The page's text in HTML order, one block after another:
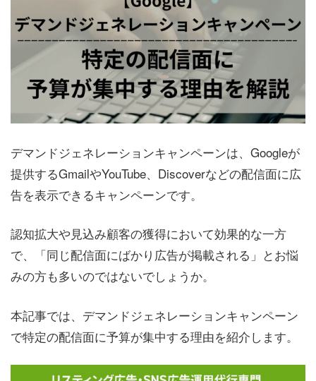
デマンドジェネレーションキャンペーンは、Googleが
提供するGmailやYouTube、Discoverなどの配信面に広
告を表示できるキャンペーンです。
認知拡大や見込み顧客の獲得において効果的な一方
で、「同じ配信面にばかり広告が掲載される」とお悩
みの方も多いのではないでしょうか。
本記事では、デマンドジェネレーションキャンペーン
で特定の配信面に予算が集中する理由を紹介します。